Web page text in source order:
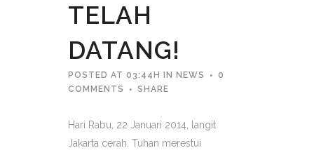
TELAH
DATANG!
POSTED AT 03:44H IN NEWS
0
COMMENTS
SHARE
Hari Rabu, 22 Januari 2014, langit
Jakarta cerah. Tuhan merestui